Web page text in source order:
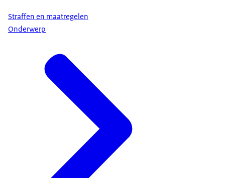
Straffen en maatregelen
Onderwerp